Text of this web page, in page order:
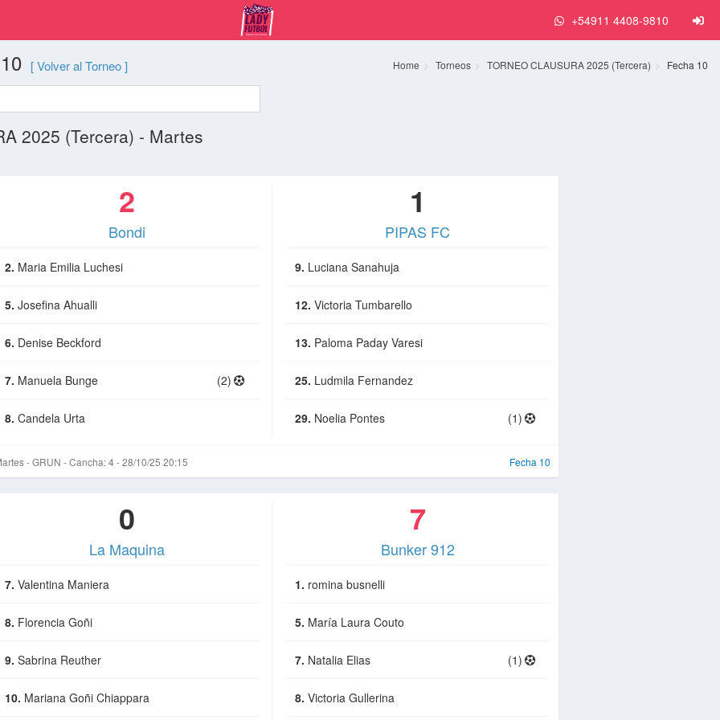
+54911 4408-9810
[ Volver al Torneo ] Home Torneos TORNEO CLAUSURA 2025 (Tercera) Fecha 10
2025 (Tercera) - Martes
2
Bondi
2. Maria Emilia Luchesi
5. Josefina Ahualli
6. Denise Beckford
7. Manuela Bunge (2)
8. Candela Urta
1
PIPAS FC
9. Luciana Sanahuja
12. Victoria Tumbarello
13. Paloma Paday Varesi
25. Ludmila Fernandez
29. Noelia Pontes (1)
- GRUN - Cancha: 4 - 28/10/25 20:15 Fecha 10
0
La Maquina
7. Valentina Maniera
8. Florencia Goñi
9. Sabrina Reuther
10. Mariana Goñi Chiappara
7
Bunker 912
1. romina busnelli
5. María Laura Couto
7. Natalia Elias (1)
8. Victoria Gullerina